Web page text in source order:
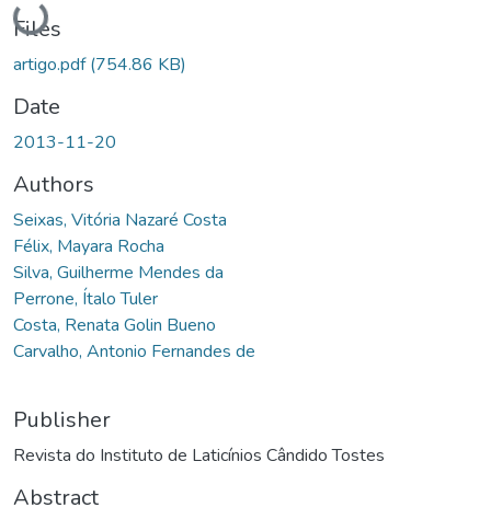
Loading...
Files
artigo.pdf(754.86 KB)
Date
2013-11-20
Authors
Seixas, Vitória Nazaré Costa
Félix, Mayara Rocha
Silva, Guilherme Mendes da
Perrone, Ítalo Tuler
Costa, Renata Golin Bueno
Carvalho, Antonio Fernandes de
Publisher
Revista do Instituto de Laticínios Cândido Tostes
Abstract